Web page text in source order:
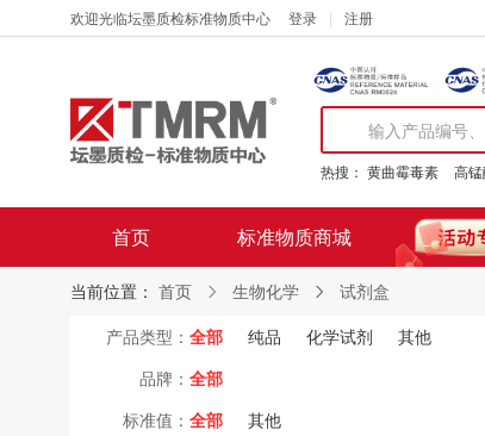
欢迎光临坛墨质检标准物质中心 登录 注册
热搜： 黄曲霉毒素 高
首页 标准物质商城
当前位置： 首页 生物化学
试剂盒
产品类型： 全部 纯品 化学试剂
其他
品牌： 全部
标准值： 全部
其他